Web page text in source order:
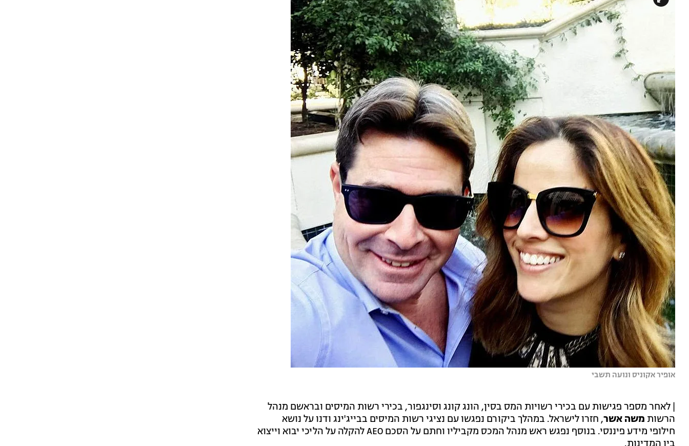
אופיר אקוניס ונועה תשבי
| לאחר מספר פגישות עם בכירי רשויות המס בסין, הונג קונג וסינגפור, בכירי רשות המיסים ובראשם מנהל
הרשות משה אשר, חזרו לישראל. במהלך ביקורם נפגשו עם נציגי רשות המיסים בבייג'ינג ודנו על נושא
חילופי מידע פיננסי. בנוסף נפגש ראש מנהל המכס מקביליו וחתם על הסכם AEO להקלה על הליכי יבוא וייצוא